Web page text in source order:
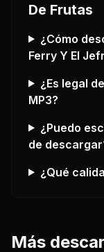
De Frutas
¿Cómo
Ferry Y El
¿Es legal
MP3?
¿Puedo
de
¿Qué
Más